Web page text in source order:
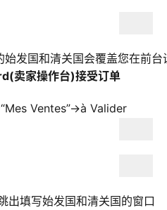
发国和清关国会覆盖您在前台
卖家操作台)接受订单
Ventes”->à Valider
出填写始发国和清关国的窗口